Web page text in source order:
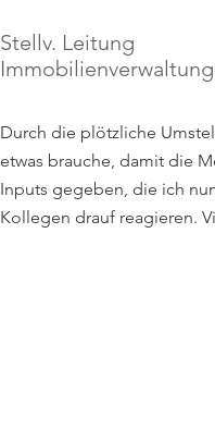
Stellv. Leitung
Immobilienverwaltung
Durch die plötzliche
etwas brauche, damit die
Inputs gegeben, die ich
Kollegen drauf reagieren.